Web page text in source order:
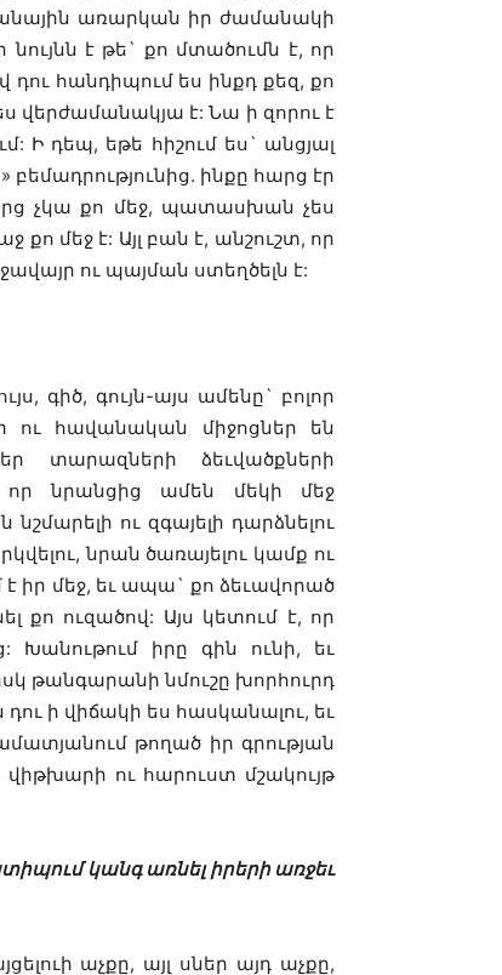
առարկան իր ժամանակի
նույնն է թե` քո մտածումն է, որ
դու հանդիպում ես ինքդ քեզ, քո
վերժամանակյա է: Նա ի զորու է
Ի դեպ, եթե հիշում ես` անցյալ
ինքը հարց էր
չկա քո մեջ, պատասխան չես
մեջ է: Այլ բան է, անշուշտ, որ
ու պայման ստեղծելն է:
գիծ, գույն-այս ամենը` բոլոր
ու հավանական միջոցներ են
տարազների ձեւվածքների
որ նրանցից ամեն մեկի մեջ
ու զգայելի դարձնելու
նրան ծառայելու կամք ու
իր մեջ, եւ ապա` քո ձեւավորած
քո ուզածով: Այս կետում է, որ
Խանութում իրը գին ունի, եւ
թանգարանի նմուշը խորհուրդ
ի վիճակի ես հասկանալու, եւ
թողած իր գրության
ու հարուստ մշակույթ
կանգ առնել իրերի առջեւ
աչքը, այլ սներ այդ աչքը,